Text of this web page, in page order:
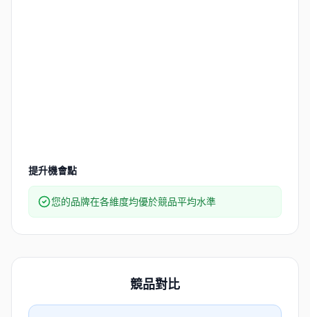
提升機會點
您的品牌在各維度均優於競品平均水準
競品對比